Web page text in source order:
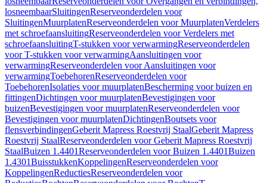
losneembaarSluitingenReserveonderdelen voor
SluitingenMuurplatenReserveonderdelen voor MuurplatenVerdelers
met schroefaansluitingReserveonderdelen voor Verdelers met
schroefaansluitingT-stukken voor verwarmingReserveonderdelen
voor T-stukken voor verwarmingAansluitingen voor
verwarmingReserveonderdelen voor Aansluitingen voor
verwarmingToebehorenReserveonderdelen voor
ToebehorenIsolaties voor muurplatenBescherming voor buizen en
fittingenDichtingen voor muurplatenBevestigingen voor
buizenBevestigingen voor muurplatenReserveonderdelen voor
Bevestigingen voor muurplatenDichtingenBoutsets voor
flensverbindingenGeberit Mapress Roestvrij StaalGeberit Mapress
Roestvrij StaalReserveonderdelen voor Geberit Mapress Roestvrij
StaalBuizen 1.4401Reserveonderdelen voor Buizen 1.4401Buizen
1.4301BuisstukkenKoppelingenReserveonderdelen voor
KoppelingenReductiesReserveonderdelen voor